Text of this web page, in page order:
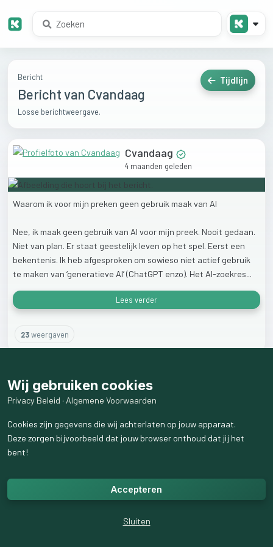
Bericht
Bericht van Cvandaag
Losse berichtweergave.
Tijdlijn
Cvandaag
4 maanden geleden
Waarom ik voor mijn preken geen gebruik maak van AI
Nee, ik maak geen gebruik van AI voor mijn preek. Nooit gedaan.
Niet van plan. Er staat geestelijk leven op het spel. Eerst een
bekentenis. Ik heb afgesproken om sowieso niet actief gebruik
te maken van ‘generatieve AI’(ChatGPT enzo). Het AI-zoekres...
Lees verder
23weergaven
Wij gebruiken cookies
Privacy Beleid · Algemene Voorwaarden
Cookies zijn gegevens die wij achterlaten op jouw apparaat.
Deze zorgen bijvoorbeeld dat jouw browser onthoud dat jij het
bent!
Accepteren
Sluiten